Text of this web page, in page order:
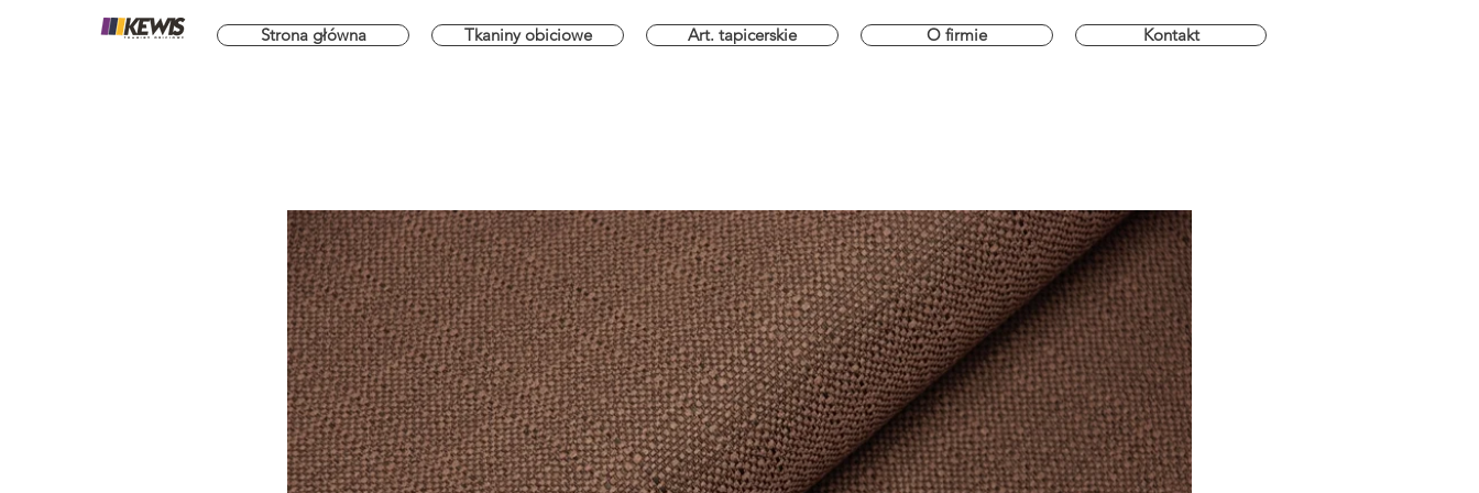
Strona główna Tkaniny obiciowe Art. tapicerskie O firmie Kontakt